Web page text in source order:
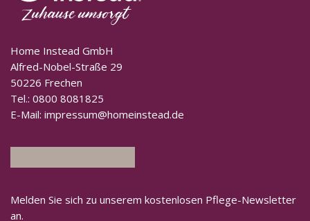
Home Instead GmbH
Alfred-Nobel-Straße 29
50226 Frechen
Tel.: 0800 8081825
E-Mail: impressum@homeinstead.de
Melden Sie sich zu unserem kostenlosen Pflege-Newsletter
an.